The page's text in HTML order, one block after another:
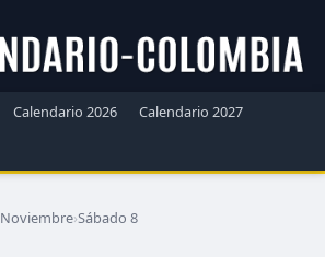
Calendario 2026
Calendario 2027
Noviembre›Sábado 8